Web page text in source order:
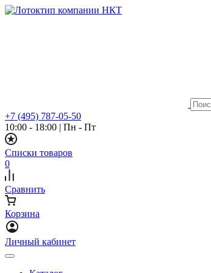
+7 (495) 787-05-50
10:00 - 18:00 | Пн - Пт
Списки товаров
0
Сравнить
Корзина
Личный кабинет